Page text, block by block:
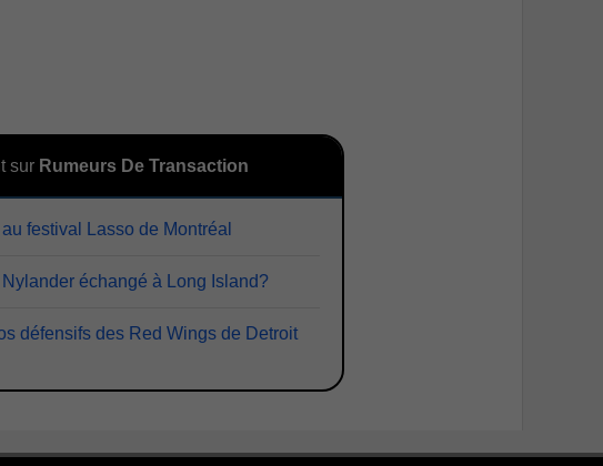
sur Rumeurs De Transaction
festival Lasso de Montréal
échangé à Long Island?
défensifs des Red Wings de Detroit